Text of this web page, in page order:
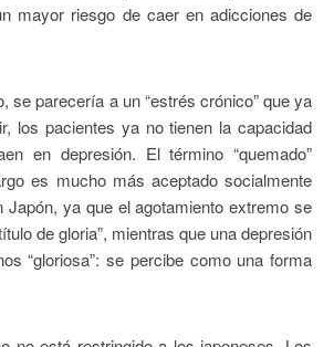
mayor riesgo de caer en adicciones de
se parecería a un “estrés crónico” que ya
los pacientes ya no tienen la capacidad
en depresión. El término “quemado”
es mucho más aceptado socialmente
Japón, ya que el agotamiento extremo se
de gloria”, mientras que una depresión
“gloriosa”: se percibe como una forma